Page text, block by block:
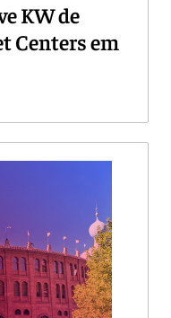
KW de
Centers em